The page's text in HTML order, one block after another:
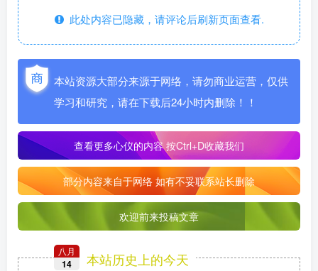
此处内容已隐藏，请评论后刷新页面查看.
本站资源大部分来源于网络，请勿商业运营，仅供
学习和研究，请在下载后24小时内删除！！
查看更多心仪的内容按Ctrl+D收藏我们
部分内容来自于网络 如有不妥联系站长删除
欢迎前来投稿文章
八月
14 本站历史上的今天